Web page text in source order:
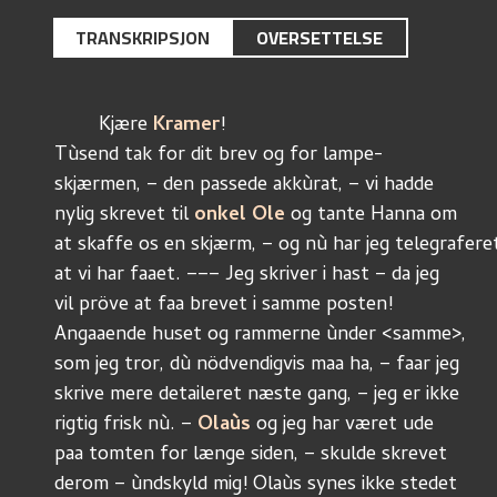
TRANSKRIPSJON OVERSETTELSE
	Kjære
Kramer!
Tùsend tak for dit brev og for lampe-
skjærmen, – den passede akkùrat, – vi hadde
nylig skrevet til onkel Ole og tante Hanna om
at skaffe os en skjærm, – og nù har jeg
at vi har faaet. ––– Jeg skriver i hast – da jeg
vil pröve at faa brevet i samme posten!
Angaaende huset og rammerne ùnder <samme>,
som jeg tror, dù nödvendigvis maa ha, – faar jeg
skrive mere detaileret næste gang, – jeg er ikke
rigtig frisk nù. – Olaùs og jeg har været ude
paa tomten for længe siden, – skulde skrevet
derom – ùndskyld mig! Olaùs synes ikke stedet